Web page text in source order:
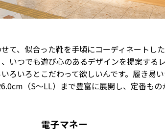
て、似合った靴を手頃にコーディネートした
いつでも遊び心のあるデザインを提案する
ろいろとこだわって欲しいんです。履き易
（S～LL）まで豊富に展開し、定番も
電子マネー